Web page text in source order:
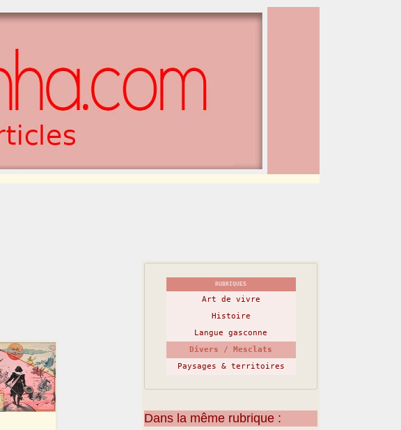
RUBRIQUES
Art de vivre
Histoire
Langue gasconne
Divers / Mesclats
Paysages & territoires
Dans la même rubrique :